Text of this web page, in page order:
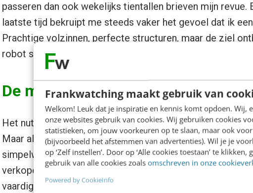
Frankwatching maakt gebruik van
Welkom! Leuk dat je inspiratie en kennis komt opdoen. Wij,
onze websites gebruik van cookies. Wij gebruiken cookies
statistieken, om jouw voorkeuren op te slaan, maar ook
(bijvoorbeeld het afstemmen van advertenties). Wil je je
op ‘Zelf instellen’. Door op ‘Alle cookies toestaan’ te
gebruik van alle cookies zoals omschreven in onze
Powered by CookieInfo
passeren dan ook wekelijks tientallen brieven mijn revue.
laatste tijd bekruipt me steeds vaker het gevoel dat ik
Prachtige volzinnen, perfecte structuren, maar de ziel
robot spreek in plaats van met een toekomstige collega.
De mismatch tussen functie en
Het nut van een sollicitatiebrief ligt natuurlijk heel erg
Maar als we kijken naar commerciële functies, dan vind
simpelweg niet meer van deze tijd. Denk er eens logisch
verkoper of accountmanager heeft over het algemeen
vaardigheden, maar is niet per se een geboren schrijver.